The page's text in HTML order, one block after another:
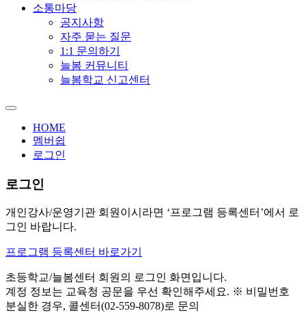
소통마당
공지사항
자주 묻는 질문
1:1 문의하기
늘봄 커뮤니티
늘봄학교 신고센터
HOME
멤버쉽
로그인
로그인
개인강사/운영기관 회원 이시라면 ‘프로그램 등록센터’에서 로
그인 바랍니다.
프로그램 등록센터 바로가기
초등학교/늘봄센터 회원 의 로그인 화면입니다.
계정 정보는 교육청 공문을 우선 확인해주세요. ※ 비밀번호
분실한 경우, 콜센터(02-559-8078)로 문의